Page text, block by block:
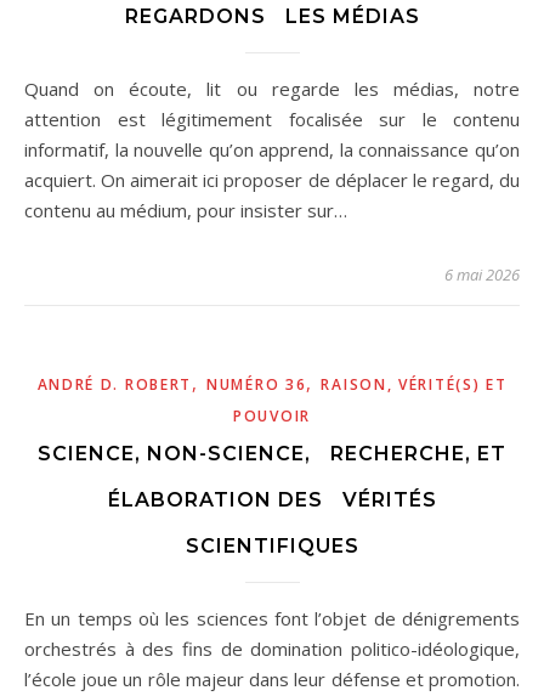
REGARDONS LES MÉDIAS
Quand on écoute, lit ou regarde les médias, notre
attention est légitimement focalisée sur le contenu
informatif, la nouvelle qu’on apprend, la connaissance qu’on
acquiert. On aimerait ici proposer de déplacer le regard, du
contenu au médium, pour insister sur…
6 mai 2026
ANDRÉ D. ROBERT ,NUMÉRO 36,RAISON, VÉRITÉ(S) ET
POUVOIR
SCIENCE, NON-SCIENCE, RECHERCHE, ET
ÉLABORATION DES VÉRITÉS
SCIENTIFIQUES
En un temps où les sciences font l’objet de dénigrements
orchestrés à des fins de domination politico-idéologique,
l’école joue un rôle majeur dans leur défense et promotion.